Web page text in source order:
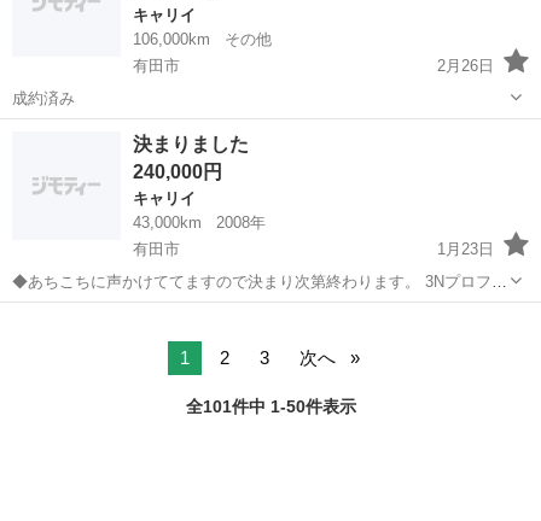
キャリイ
106,000km
その他
有田市
2月26日
成約済み
有田市 キャリイ
決まりました
240,000円
キャリイ
43,000km
2008年
有田市
1月23日
◆あちこちに声かけててますので決まり次第終わります。 3Nプロフも
ご覧お願いします。
1 2 3 次へ
全101件中 1-50件表示